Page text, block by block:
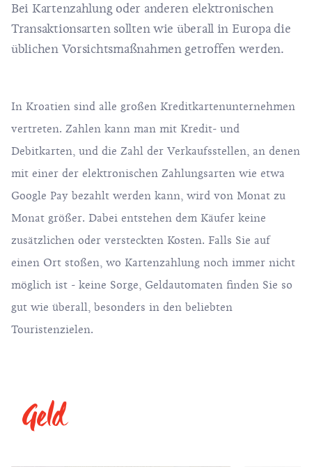
Bei Kartenzahlung oder anderen elektronischen
Transaktionsarten sollten wie überall in Europa die
üblichen Vorsichtsmaßnahmen getroffen werden.
In Kroatien sind alle großen Kreditkartenunternehmen
vertreten. Zahlen kann man mit Kredit- und
Debitkarten, und die Zahl der Verkaufsstellen, an denen
mit einer der elektronischen Zahlungsarten wie etwa
Google Pay bezahlt werden kann, wird von Monat zu
Monat größer. Dabei entstehen dem Käufer keine
zusätzlichen oder versteckten Kosten. Falls Sie auf
einen Ort stoßen, wo Kartenzahlung noch immer nicht
möglich ist - keine Sorge, Geldautomaten finden Sie so
gut wie überall, besonders in den beliebten
Touristenzielen.
Geld